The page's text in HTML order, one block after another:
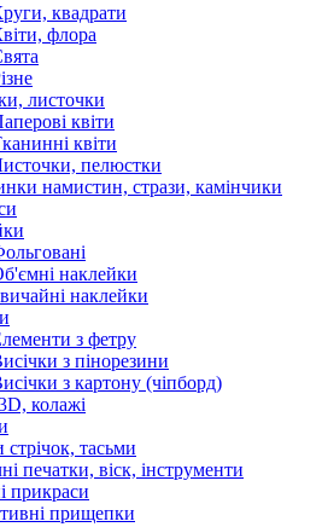
квадрати
флора
листочки
квіти
квіти
пелюстки
намистин, стрази, камінчики
наклейки
наклейки
з фетру
з пінорезини
з картону (чіпборд)
колажі
тасьми
печатки, віск, інструменти
прикраси
прищепки